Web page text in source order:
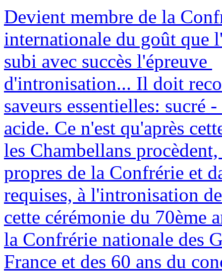
Devient membre de la
internationale du goût que
subi avec succès l'épreuve
d'intronisation... Il doit
saveurs essentielles: sucré
acide. Ce n'est qu'après
les Chambellans
propres de la Confrérie et
requises, à l'intronisation
cette cérémonie du 70ème
la Confrérie nationale des
France et des 60 ans du